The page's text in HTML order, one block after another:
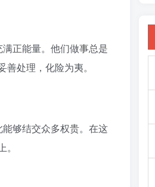
正能量。他们做事总是
处理，化险为夷。
够结交众多权贵。在这